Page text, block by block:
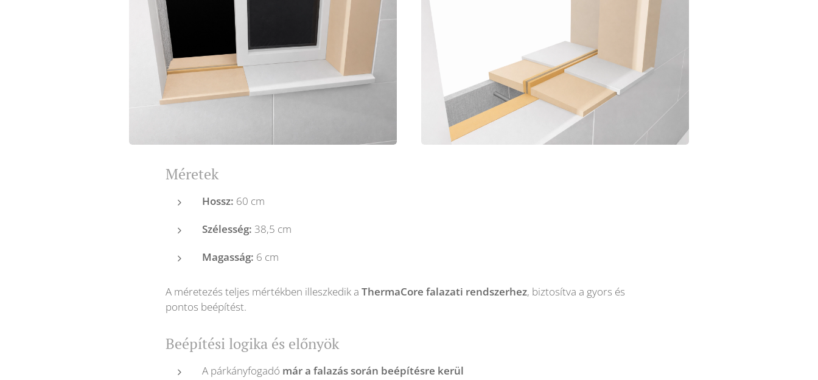
Méretek
Hossz: 60 cm
Szélesség: 38,5 cm
Magasság: 6 cm
A méretezés teljes mértékben illeszkedik a ThermaCore falazati rendszerhez, biztosítva a gyors és
pontos beépítést.
Beépítési logika és előnyök
A párkányfogadó már a falazás során beépítésre kerül